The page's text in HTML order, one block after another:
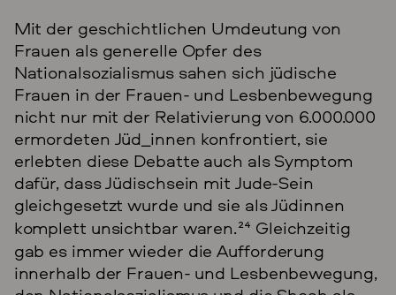
Mit der geschichtlichen Umdeutung von
Frauen als generelle Opfer des
Nationalsozialismus sahen sich jüdische
Frauen in der Frauen- und Lesbenbewegung
nicht nur mit der Relativierung von 6.000.000
ermordeten Jüd_innen konfrontiert, sie
erlebten diese Debatte auch als Symptom
dafür, dass Jüdischsein mit Jude-Sein
gleichgesetzt wurde und sie als Jüdinnen
komplett unsichtbar waren.24 Gleichzeitig
gab es immer wieder die Aufforderung
innerhalb der Frauen- und Lesbenbewegung,